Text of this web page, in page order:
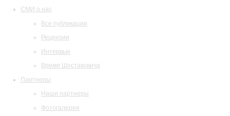
СМИ о нас
Все публикации
Рецензии
Интервью
Время Шостаковича
Партнеры
Наши партнеры
Фотогалерея